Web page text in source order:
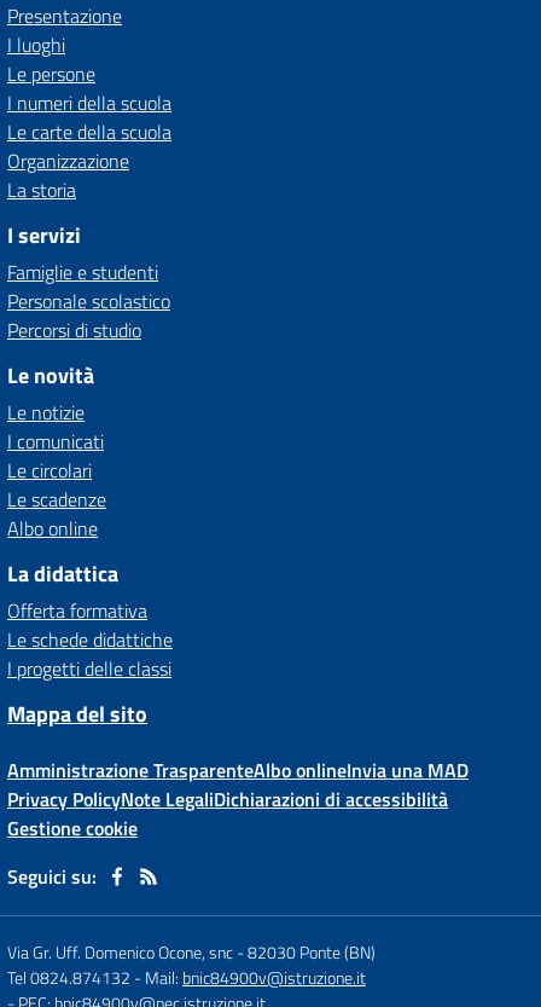
Presentazione
I luoghi
Le persone
I numeri della scuola
Le carte della scuola
Organizzazione
La storia
I servizi
Famiglie e studenti
Personale scolastico
Percorsi di studio
Le novità
Le notizie
I comunicati
Le circolari
Le scadenze
Albo online
La didattica
Offerta formativa
Le schede didattiche
I progetti delle classi
Mappa del sito
Amministrazione TrasparenteAlbo onlineInvia una MAD
Privacy PolicyNote LegaliDichiarazioni di accessibilità
Gestione cookie
Seguici su:
Via Gr. Uff. Domenico Ocone, snc-82030 Ponte (BN)
Tel 0824.874132 - Mail: bnic84900v@istruzione.it